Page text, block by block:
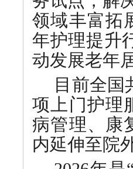
领域丰富拓
年护理提升
动发展老年
目前全国
项上门护理
病管理、康
内延伸至院